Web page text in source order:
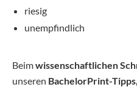
riesig
unempfindlich
Beimwissenschaftlichen
unseren BachelorPrint-Tipps,